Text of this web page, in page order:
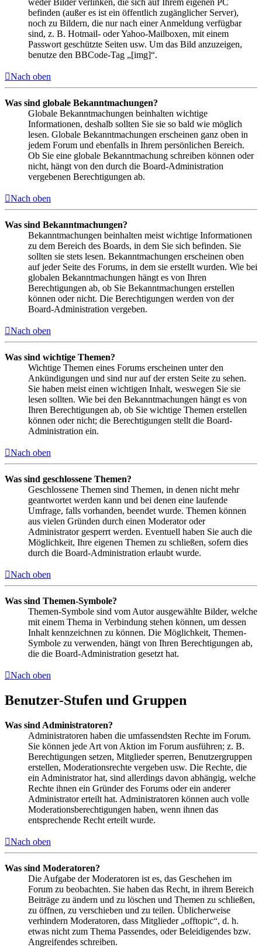
befinden (außer es ist ein öffentlich zugänglicher Server),
noch zu Bildern, die nur nach einer Anmeldung verfügbar
sind, z. B. Hotmail- oder Yahoo-Mailboxen, mit einem
Passwort geschützte Seiten usw. Um das Bild anzuzeigen,
benutze den BBCode-Tag „[img]“.
Nach oben
Was sind globale Bekanntmachungen?
Globale Bekanntmachungen beinhalten wichtige
Informationen, deshalb sollten Sie sie so bald wie möglich
lesen. Globale Bekanntmachungen erscheinen ganz oben in
jedem Forum und ebenfalls in Ihrem persönlichen Bereich.
Ob Sie eine globale Bekanntmachung schreiben können oder
nicht, hängt von den durch die Board-Administration
vergebenen Berechtigungen ab.
Nach oben
Was sind Bekanntmachungen?
Bekanntmachungen beinhalten meist wichtige Informationen
zu dem Bereich des Boards, in dem Sie sich befinden. Sie
sollten sie stets lesen. Bekanntmachungen erscheinen oben
auf jeder Seite des Forums, in dem sie erstellt wurden. Wie bei
globalen Bekanntmachungen hängt es von Ihren
Berechtigungen ab, ob Sie Bekanntmachungen erstellen
können oder nicht. Die Berechtigungen werden von der
Board-Administration vergeben.
Nach oben
Was sind wichtige Themen?
Wichtige Themen eines Forums erscheinen unter den
Ankündigungen und sind nur auf der ersten Seite zu sehen.
Sie haben meist einen wichtigen Inhalt, weswegen Sie sie
lesen sollten. Wie bei den Bekanntmachungen hängt es von
Ihren Berechtigungen ab, ob Sie wichtige Themen erstellen
können oder nicht; die Berechtigungen stellt die Board-
Administration ein.
Nach oben
Was sind geschlossene Themen?
Geschlossene Themen sind Themen, in denen nicht mehr
geantwortet werden kann und bei denen eine laufende
Umfrage, falls vorhanden, beendet wurde. Themen können
aus vielen Gründen durch einen Moderator oder
Administrator gesperrt werden. Eventuell haben Sie auch die
Möglichkeit, Ihre eigenen Themen zu schließen, sofern dies
durch die Board-Administration erlaubt wurde.
Nach oben
Was sind Themen-Symbole?
Themen-Symbole sind vom Autor ausgewählte Bilder, welche
mit einem Thema in Verbindung stehen können, um dessen
Inhalt kennzeichnen zu können. Die Möglichkeit, Themen-
Symbole zu verwenden, hängt von Ihren Berechtigungen ab,
die die Board-Administration gesetzt hat.
Nach oben
Benutzer-Stufen und Gruppen
Was sind Administratoren?
Administratoren haben die umfassendsten Rechte im Forum.
Sie können jede Art von Aktion im Forum ausführen; z. B.
Berechtigungen setzen, Mitglieder sperren, Benutzergruppen
erstellen, Moderationsrechte vergeben usw. Die Rechte, die
ein Administrator hat, sind allerdings davon abhängig, welche
Rechte ihnen ein Gründer des Forums oder ein anderer
Administrator erteilt hat. Administratoren können auch volle
Moderationsberechtigungen haben, wenn ihnen das
entsprechende Recht erteilt wurde.
Nach oben
Was sind Moderatoren?
Die Aufgabe der Moderatoren ist es, das Geschehen im
Forum zu beobachten. Sie haben das Recht, in ihrem Bereich
Beiträge zu ändern und zu löschen und Themen zu schließen,
zu öffnen, zu verschieben und zu teilen. Üblicherweise
verhindern Moderatoren, dass Mitglieder „offtopic“, d. h.
etwas nicht zum Thema Passendes, oder Beleidigendes bzw.
Angreifendes schreiben.